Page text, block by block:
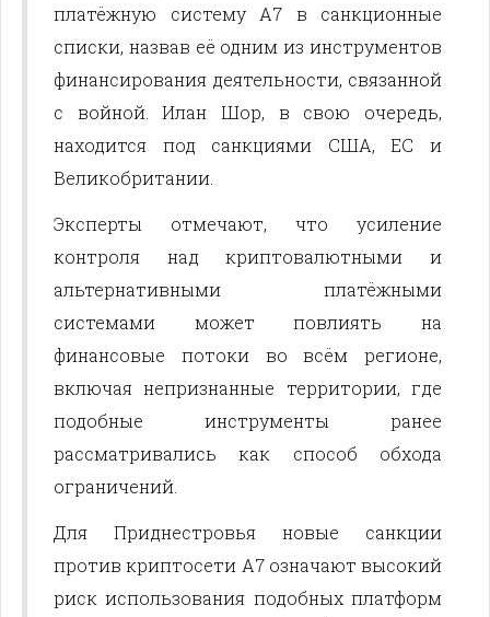
платёжную систему A7 в санкционные
списки, назвав её одним из инструментов
финансирования деятельности, связанной
с войной. Илан Шор, в свою очередь,
находится под санкциями США, ЕС и
Великобритании.
Эксперты отмечают, что усиление
контроля над криптовалютными и
альтернативными платёжными
системами может повлиять на
финансовые потоки во всём регионе,
включая непризнанные территории, где
подобные инструменты ранее
рассматривались как способ обхода
ограничений.
Для Приднестровья новые санкции
против криптосети A7 означают высокий
риск использования подобных платформ